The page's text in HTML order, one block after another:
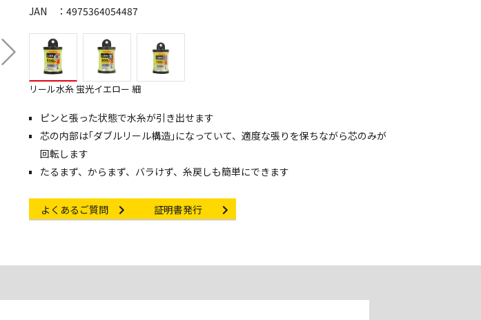
JAN ：4975364054487
リール水糸 蛍光イエロー 細
ピンと張った状態で水糸が引き出せます
芯の内部は｢ダブルリール構造｣になっていて、適度な張りを保ちながら芯のみが
回転します
たるまず、からまず、バラけず、糸戻しも簡単にできます
Other link
よくあるご質問 Certificate Issuance
証明書発行